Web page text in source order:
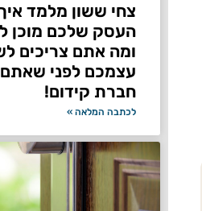
צחי ששון מלמד
ומה אתם צריכים
עצמכם לפני שאתם
חברת קידום!
לכתבה המלאה »